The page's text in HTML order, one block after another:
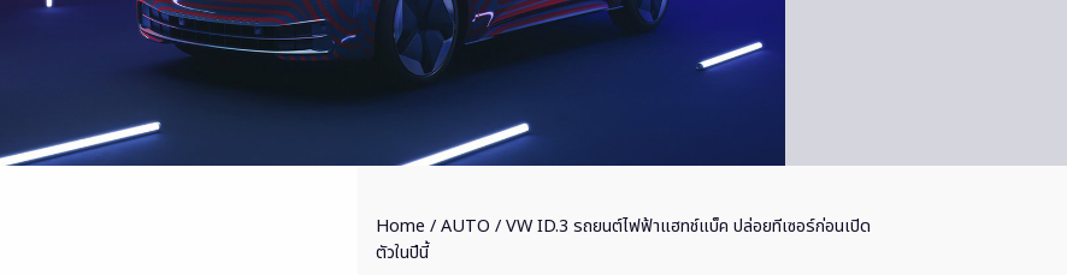
Home /AUTO / VW ID.3 รถยนต์ไฟฟ้าแฮทช์แบ็ค ปล่อยทีเซอร์ก่อนเปิด
ตัวในปีนี้